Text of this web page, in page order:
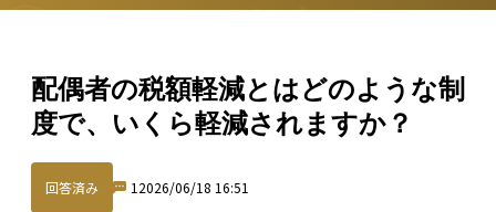
配偶者の税額軽減とはどのような制
度で、いくら軽減されますか？
回答済み 1 2026/06/18 16:51